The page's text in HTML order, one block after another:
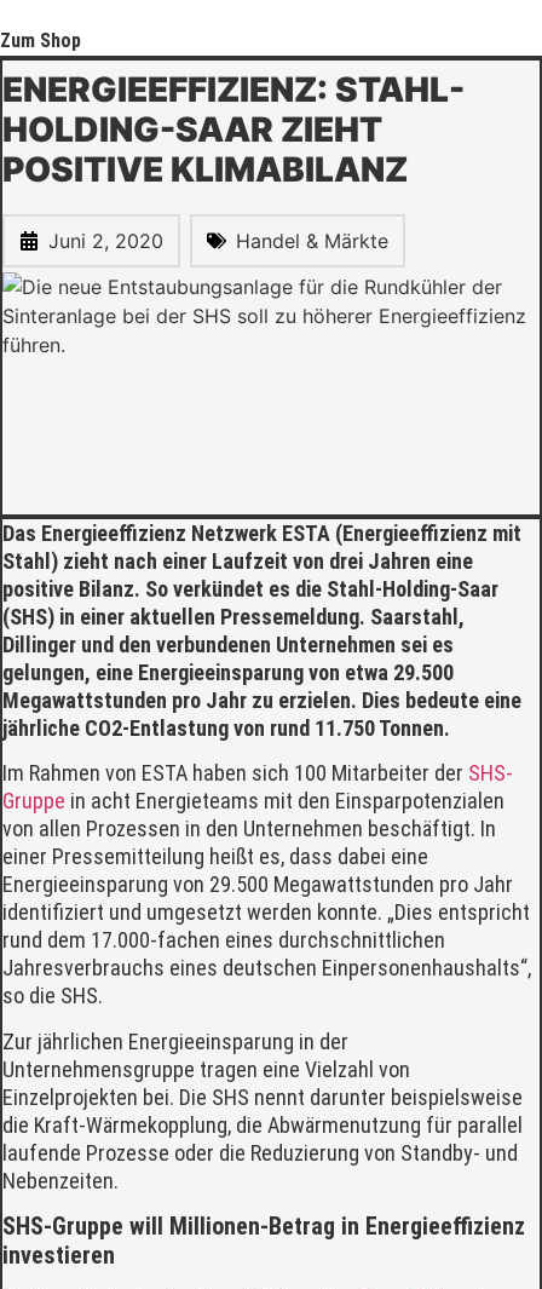
Zum Shop
ENERGIEEFFIZIENZ: STAHL-
HOLDING-SAAR ZIEHT
POSITIVE KLIMABILANZ
Juni 2, 2020 Handel & Märkte
Das Energieeffizienz Netzwerk ESTA (Energieeffizienz mit
Stahl) zieht nach einer Laufzeit von drei Jahren eine
positive Bilanz. So verkündet es die Stahl-Holding-Saar
(SHS) in einer aktuellen Pressemeldung. Saarstahl,
Dillinger und den verbundenen Unternehmen sei es
gelungen, eine Energieeinsparung von etwa 29.500
Megawattstunden pro Jahr zu erzielen. Dies bedeute eine
jährliche CO2-Entlastung von rund 11.750 Tonnen.
Im Rahmen von ESTA haben sich 100 Mitarbeiter der SHS-
Gruppe in acht Energieteams mit den Einsparpotenzialen
von allen Prozessen in den Unternehmen beschäftigt. In
einer Pressemitteilung heißt es, dass dabei eine
Energieeinsparung von 29.500 Megawattstunden pro Jahr
identifiziert und umgesetzt werden konnte. „Dies entspricht
rund dem 17.000-fachen eines durchschnittlichen
Jahresverbrauchs eines deutschen Einpersonenhaushalts“,
so die SHS.
Zur jährlichen Energieeinsparung in der
Unternehmensgruppe tragen eine Vielzahl von
Einzelprojekten bei. Die SHS nennt darunter beispielsweise
die Kraft-Wärmekopplung, die Abwärmenutzung für parallel
laufende Prozesse oder die Reduzierung von Standby- und
Nebenzeiten.
SHS-Gruppe will Millionen-Betrag in Energieeffizienz
investieren